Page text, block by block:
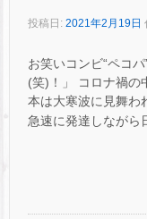
投稿日: 2021年2月19日
お笑いコンビ“ペコ
(笑)！」 コロナ禍の
本は大寒波に見舞わ
急速に発達しながら